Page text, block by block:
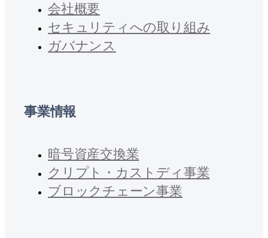
会社概要
セキュリティへの取り組み
ガバナンス
事業情報
暗号資産交換業
クリプト・カストディ事業
ブロックチェーン事業